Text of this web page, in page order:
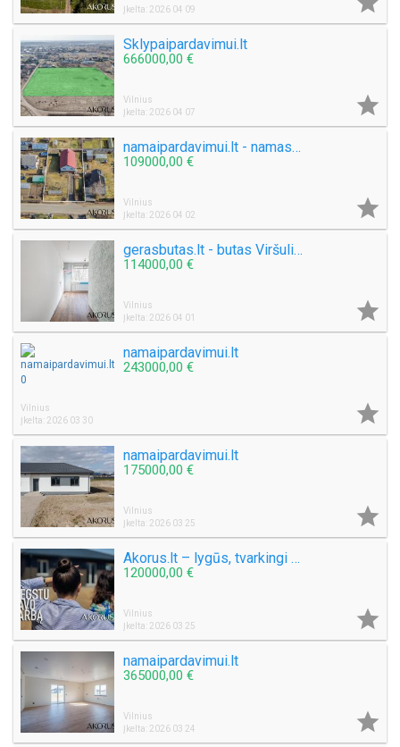
Įkelta: 2026 04 09
Sklypaipardavimui.lt
666000,00 €
Vilnius
Įkelta: 2026 04 07

namaipardavimui.lt - namas prie ežerų
109000,00 €
Vilnius
Įkelta: 2026 04 02

gerasbutas.lt - butas Viršuliškėse
114000,00 €
Vilnius
Įkelta: 2026 04 01

namaipardavimui.lt
243000,00 €
Vilnius
Įkelta: 2026 03 30

namaipardavimui.lt
175000,00 €
Vilnius
Įkelta: 2026 03 25

Akorus.lt – lygūs, tvarkingi sklypai su mišku
120000,00 €
Vilnius
Įkelta: 2026 03 25

namaipardavimui.lt
365000,00 €
Vilnius
Įkelta: 2026 03 24
